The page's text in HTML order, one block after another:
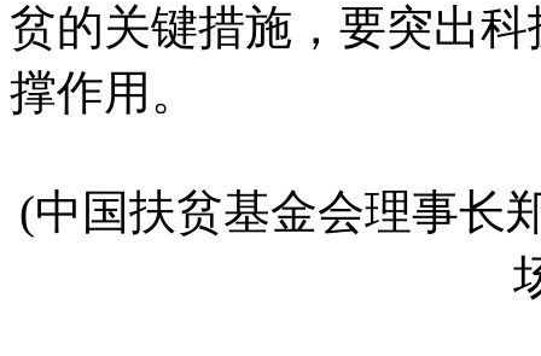
贫的关键措施，要突出
撑作用。
(中国扶贫基金会理事长